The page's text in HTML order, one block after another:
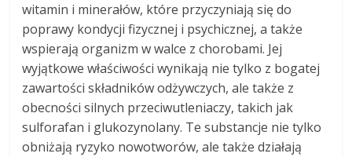
witamin i minerałów, które przyczyniają się do
poprawy kondycji fizycznej i psychicznej, a także
wspierają organizm w walce z chorobami. Jej
wyjątkowe właściwości wynikają nie tylko z bogatej
zawartości składników odżywczych, ale także z
obecności silnych przeciwutleniaczy, takich jak
sulforafan i glukozynolany. Te substancje nie tylko
obniżają ryzyko nowotworów, ale także działają